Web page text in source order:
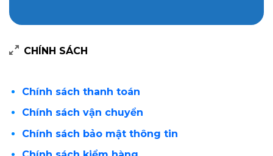
CHÍNH SÁCH
Chính sách thanh toán
Chính sách vận chuyển
Chính sách bảo mật thông tin